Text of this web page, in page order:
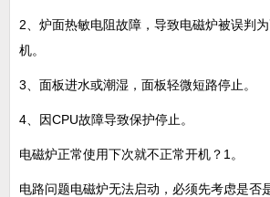
2、炉面热敏电阻故障，导致电磁炉被误判
机。
3、面板进水或潮湿，面板轻微短路停止。
4、因CPU故障导致保护停止。
电磁炉正常使用下次就不正常开机？1。
电路问题电磁炉无法启动，必须先考虑是否